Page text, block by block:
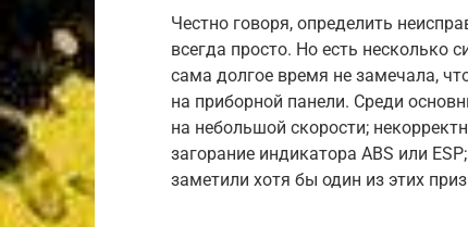
Честно говоря, определить
всегда просто. Но есть несколько
сама долгое время не замечала,
на приборной панели. Среди
на небольшой скорости;
загорание индикатора ABS или
заметили хотя бы один из этих